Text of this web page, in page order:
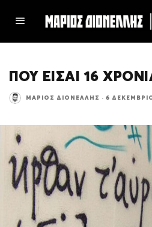
ΠΟΥ ΕΙΣΑΙ 16
ΜΆΡΙΟΣ ΔΙΟΝΈΛΛΗΣ · 6